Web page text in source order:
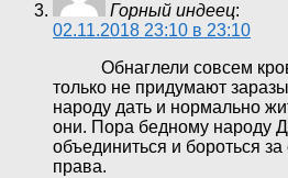
Горный индеец:
02.11.2018 23:10 в 23:10
Обнаглели совсем
только не придумают
народу дать и нормально
они. Пора бедному народу
объединиться и бороться
права.